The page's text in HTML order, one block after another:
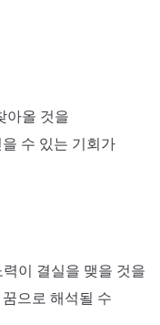
아올 것을
수 있는 기회가
이 결실을 맺을 것을
으로 해석될 수